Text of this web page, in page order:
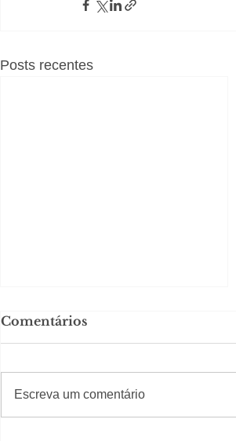
Posts recentes
Comentários
Escreva um comentário
#Sugestões